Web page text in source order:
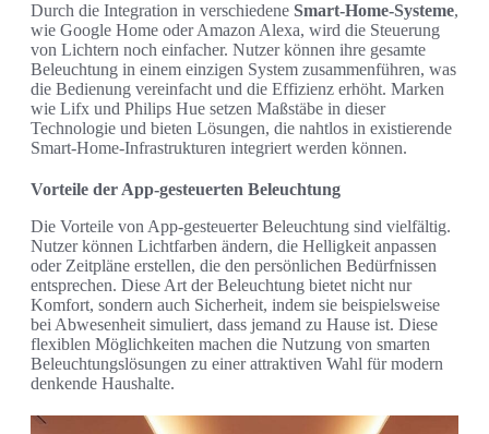
Durch die Integration in verschiedene Smart-Home-Systeme,
wie Google Home oder Amazon Alexa, wird die Steuerung
von Lichtern noch einfacher. Nutzer können ihre gesamte
Beleuchtung in einem einzigen System zusammenführen, was
die Bedienung vereinfacht und die Effizienz erhöht. Marken
wie Lifx und Philips Hue setzen Maßstäbe in dieser
Technologie und bieten Lösungen, die nahtlos in existierende
Smart-Home-Infrastrukturen integriert werden können.
Vorteile der App-gesteuerten Beleuchtung
Die Vorteile von App-gesteuerter Beleuchtung sind vielfältig.
Nutzer können Lichtfarben ändern, die Helligkeit anpassen
oder Zeitpläne erstellen, die den persönlichen Bedürfnissen
entsprechen. Diese Art der Beleuchtung bietet nicht nur
Komfort, sondern auch Sicherheit, indem sie beispielsweise
bei Abwesenheit simuliert, dass jemand zu Hause ist. Diese
flexiblen Möglichkeiten machen die Nutzung von smarten
Beleuchtungslösungen zu einer attraktiven Wahl für modern
denkende Haushalte.